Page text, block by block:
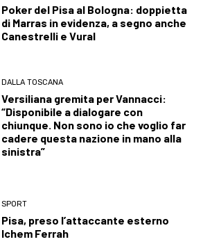
Poker del Pisa al Bologna: doppietta
di Marras in evidenza, a segno anche
Canestrelli e Vural
DALLA TOSCANA
Versiliana gremita per Vannacci:
“Disponibile a dialogare con
chiunque. Non sono io che voglio far
cadere questa nazione in mano alla
sinistra”
SPORT
Pisa, preso l’attaccante esterno
Ichem Ferrah